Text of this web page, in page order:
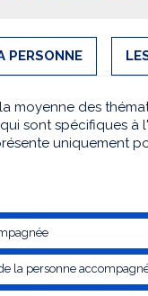
PERSONNE
moyenne des
sont spécifiques à
uniquement
la personne